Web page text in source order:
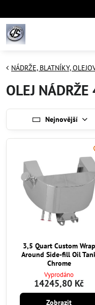
NÁDRŽE, BLATNÍKY,
OLEJ
Nejnovější
3,5 Quart Custom Wrap
Around Side-fill Oil
Chrome
Vyprodáno
14245,80 Kč
Zobrazit